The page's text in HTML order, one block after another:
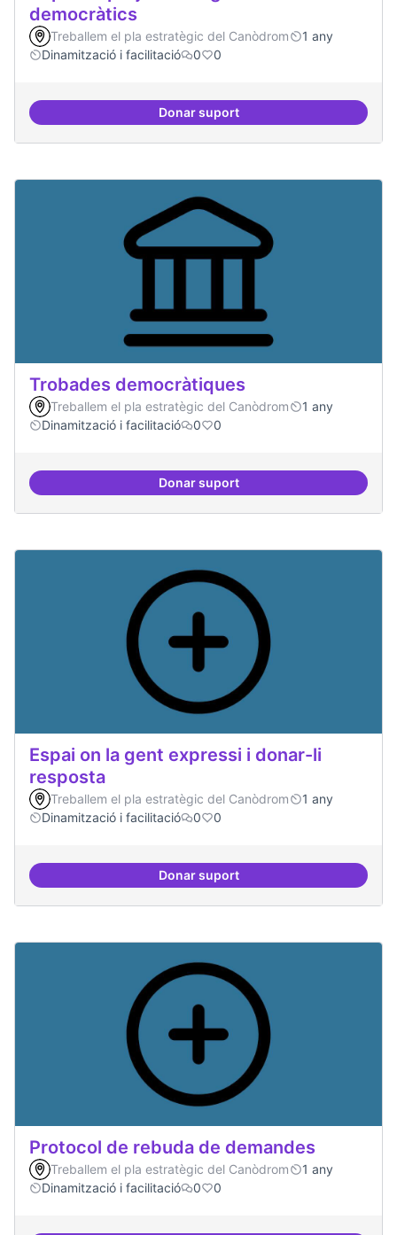
democràtics
Treballem el pla estratègic del Canòdrom
1 any
Dinamització i facilitació
0 0
Donar suportSuport a projectes digitals i
Trobades democràtiques
Treballem el pla estratègic del Canòdrom
1 any
Dinamització i facilitació
0 0
Donar suportTrobades democràtiques
Espai on la gent expressi i donar-li
resposta
Treballem el pla estratègic del Canòdrom
1 any
Dinamització i facilitació
0 0
Donar suportEspai on la gent expressi i
Protocol de rebuda de demandes
Treballem el pla estratègic del Canòdrom
1 any
Dinamització i facilitació
0 0